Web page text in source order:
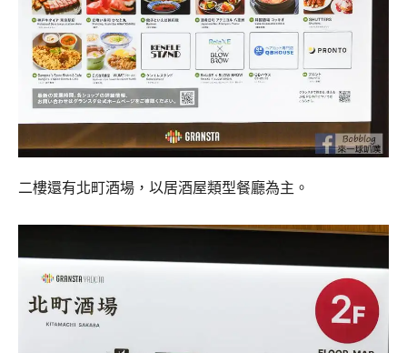
二樓還有北町酒場，以居酒屋類型餐廳為主。